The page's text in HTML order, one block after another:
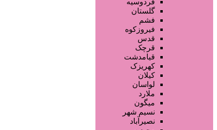
فردوسیه
گلستان
فشم
فیروزکوه
قدس
قرچک
قیامدشت
کهریزک
کیلان
لواسان
ملارد
میگون
نسیم شهر
نصیرآباد
صفحه اصلی
آگهی انبوه
طراحی سایت
صفحه اختصاصی
لیست سایتهای تبلیغاتی